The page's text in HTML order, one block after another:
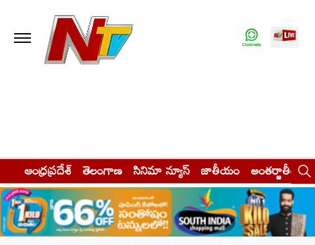
ఆంధ్రప్రదేశ్ తెలంగాణ సినిమా న్యూస్ జాతీయం అంతర్జాతీయం